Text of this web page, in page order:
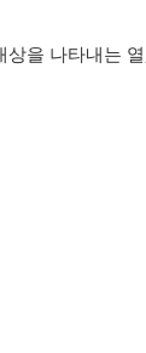
을 나타내는